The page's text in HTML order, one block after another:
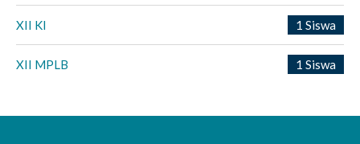
XII KI 1 Siswa
XII MPLB 1 Siswa